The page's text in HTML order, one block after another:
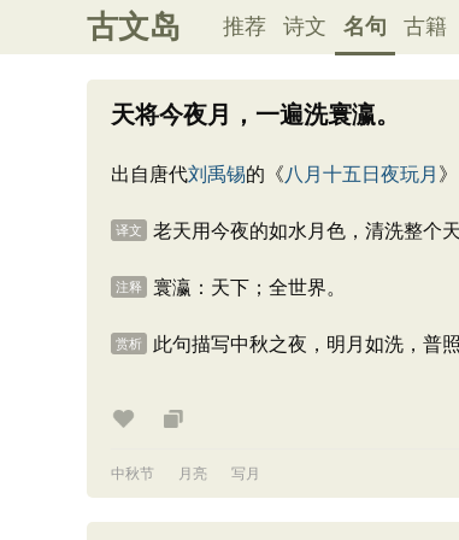
古文岛 推荐 诗文 名句 古籍
天将今夜月，一遍洗寰瀛。
出自唐代刘禹锡的《八月十五日夜玩月 》
译文 老天用今夜的如水月色，清洗整个天
注释 寰瀛：天下；全世界。
赏析 此句描写中秋之夜，明月如洗，普
中秋节 月亮 写月